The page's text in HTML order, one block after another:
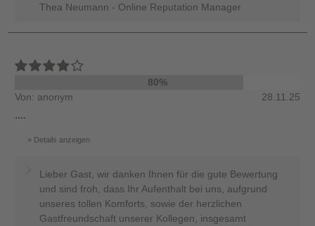
Thea Neumann - Online Reputation Manager
80%
Von: anonym
28.11.25
....
Details anzeigen
Lieber Gast, wir danken Ihnen für die gute Bewertung
und sind froh, dass Ihr Aufenthalt bei uns, aufgrund
unseres tollen Komforts, sowie der herzlichen
Gastfreundschaft unserer Kollegen, insgesamt